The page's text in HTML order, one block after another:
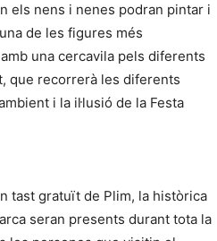
els nens i nenes podran pintar i
de les figures més
una cercavila pels diferents
que recorrerà les diferents
i la il·lusió de la Festa
tast gratuït de Plim, la històrica
seran presents durant tota la